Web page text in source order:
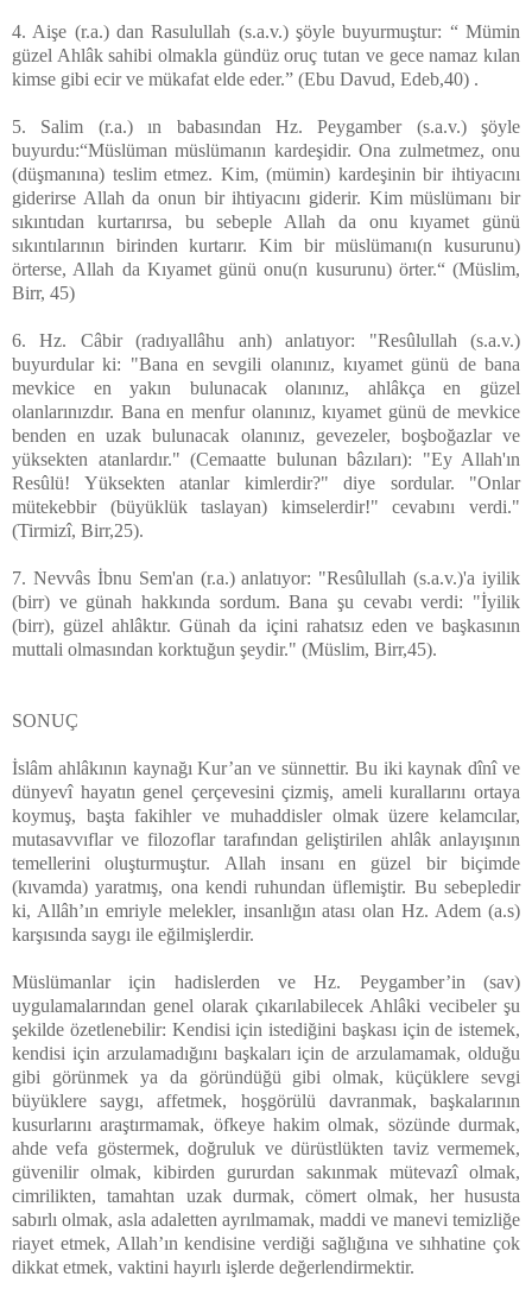
4. Aişe (r.a.) dan Rasulullah (s.a.v.) şöyle buyurmuştur: “ Mümin
güzel Ahlâk sahibi olmakla gündüz oruç tutan ve gece namaz kılan
kimse gibi ecir ve mükafat elde eder.” (Ebu Davud, Edeb,40) .
5. Salim (r.a.) ın babasından Hz. Peygamber (s.a.v.) şöyle
buyurdu:“Müslüman müslümanın kardeşidir. Ona zulmetmez, onu
(düşmanına) teslim etmez. Kim, (mümin) kardeşinin bir ihtiyacını
giderirse Allah da onun bir ihtiyacını giderir. Kim müslümanı bir
sıkıntıdan kurtarırsa, bu sebeple Allah da onu kıyamet günü
sıkıntılarının birinden kurtarır. Kim bir müslümanı(n kusurunu)
örterse, Allah da Kıyamet günü onu(n kusurunu) örter.“ (Müslim,
Birr, 45)
6. Hz. Câbir (radıyallâhu anh) anlatıyor: "Resûlullah (s.a.v.)
buyurdular ki: "Bana en sevgili olanınız, kıyamet günü de bana
mevkice en yakın bulunacak olanınız, ahlâkça en güzel
olanlarınızdır. Bana en menfur olanınız, kıyamet günü de mevkice
benden en uzak bulunacak olanınız, gevezeler, boşboğazlar ve
yüksekten atanlardır." (Cemaatte bulunan bâzıları): "Ey Allah'ın
Resûlü! Yüksekten atanlar kimlerdir?" diye sordular. "Onlar
mütekebbir (büyüklük taslayan) kimselerdir!" cevabını verdi."
(Tirmizî, Birr,25).
7. Nevvâs İbnu Sem'an (r.a.) anlatıyor: "Resûlullah (s.a.v.)'a iyilik
(birr) ve günah hakkında sordum. Bana şu cevabı verdi: "İyilik
(birr), güzel ahlâktır. Günah da içini rahatsız eden ve başkasının
muttali olmasından korktuğun şeydir." (Müslim, Birr,45).
SONUÇ
İslâm ahlâkının kaynağı Kur’an ve sünnettir. Bu iki kaynak dînî ve
dünyevî hayatın genel çerçevesini çizmiş, ameli kurallarını ortaya
koymuş, başta fakihler ve muhaddisler olmak üzere kelamcılar,
mutasavvıflar ve filozoflar tarafından geliştirilen ahlâk anlayışının
temellerini oluşturmuştur. Allah insanı en güzel bir biçimde
(kıvamda) yaratmış, ona kendi ruhundan üflemiştir. Bu sebepledir
ki, Allâh’ın emriyle melekler, insanlığın atası olan Hz. Adem (a.s)
karşısında saygı ile eğilmişlerdir.
Müslümanlar için hadislerden ve Hz. Peygamber’in (sav)
uygulamalarından genel olarak çıkarılabilecek Ahlâki vecibeler şu
şekilde özetlenebilir: Kendisi için istediğini başkası için de istemek,
kendisi için arzulamadığını başkaları için de arzulamamak, olduğu
gibi görünmek ya da göründüğü gibi olmak, küçüklere sevgi
büyüklere saygı, affetmek, hoşgörülü davranmak, başkalarının
kusurlarını araştırmamak, öfkeye hakim olmak, sözünde durmak,
ahde vefa göstermek, doğruluk ve dürüstlükten taviz vermemek,
güvenilir olmak, kibirden gururdan sakınmak mütevazî olmak,
cimrilikten, tamahtan uzak durmak, cömert olmak, her hususta
sabırlı olmak, asla adaletten ayrılmamak, maddi ve manevi temizliğe
riayet etmek, Allah’ın kendisine verdiği sağlığına ve sıhhatine çok
dikkat etmek, vaktini hayırlı işlerde değerlendirmektir.